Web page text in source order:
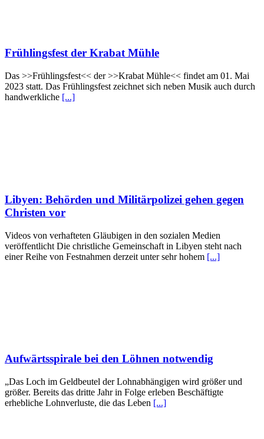
Frühlingsfest der Krabat Mühle
Das >>Frühlingsfest<< der >>Krabat Mühle<< findet am 01. Mai
2023 statt. Das Frühlingsfest zeichnet sich neben Musik auch durch
handwerkliche [...]
Libyen: Behörden und Militärpolizei gehen gegen
Christen vor
Videos von verhafteten Gläubigen in den sozialen Medien
veröffentlicht Die christliche Gemeinschaft in Libyen steht nach
einer Reihe von Festnahmen derzeit unter sehr hohem [...]
Aufwärtsspirale bei den Löhnen notwendig
„Das Loch im Geldbeutel der Lohnabhängigen wird größer und
größer. Bereits das dritte Jahr in Folge erleben Beschäftigte
erhebliche Lohnverluste, die das Leben [...]